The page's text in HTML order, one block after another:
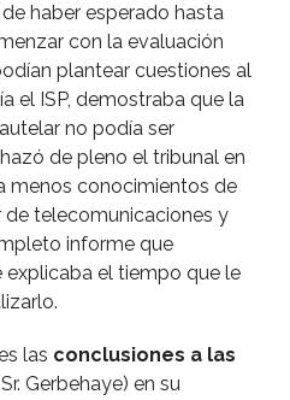
haber esperado hasta
con la evaluación
plantear cuestiones al
el ISP, demostraba que la
no podí­a ser
de pleno el tribunal en
menos conocimientos de
telecomunicaciones y
informe que
el tiempo que le
las conclusiones a las
Gerbehaye) en su